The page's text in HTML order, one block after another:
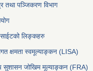
तथा पञ्जिकरण विभाग
लिङ्कहरु
क्षमता स्वमूल्याङ्कन (LISA)
सुशासन जोखिम मूल्याङ्कन (FRA)